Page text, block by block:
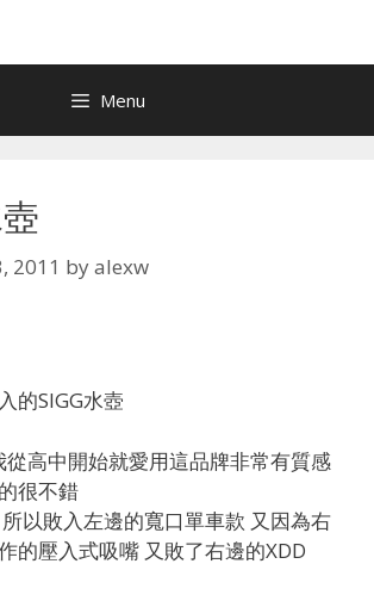
Menu
2011 byalexw
的SIGG水壺
從高中開始就愛用這品牌非常有質感
很不錯
以敗入左邊的寬口單車款 又因為右
的壓入式吸嘴 又敗了右邊的XDD